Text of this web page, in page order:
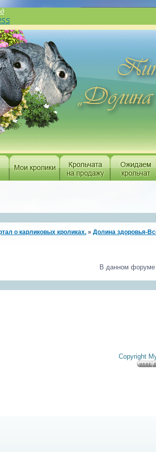
о карликовых кроликах. » Долина здоровья-
В данном форуме
Copyright